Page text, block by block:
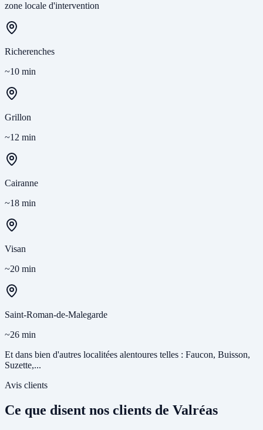
zone locale d'intervention
Richerenches
~10 min
Grillon
~12 min
Cairanne
~18 min
Visan
~20 min
Saint-Roman-de-Malegarde
~26 min
Et dans bien d'autres localitées alentoures telles : Faucon, Buisson,
Suzette,...
Avis clients
Ce que disent nos clients de Valréas